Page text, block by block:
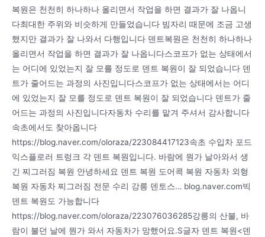
복원은 천천히 하나하나 올리면서 작업을 하면 결과가 잘 나옵니
다최대한 주위와 비슷하게 만들었습니다 빔자리 때문에 조금 고생
했지만 결과가 잘 나와서 다행입니다 덴트복원은 천천히 하나하나
올리면서 작업을 하면 결과가 잘 나옵니다스코프가 없는 상태에서
는 어디에 있었는지 잘 모를 정도로 덴트 복원이 잘 되었습니다 덴
트가 줄어드는 과정의 사진입니다스코프가 없는 상태에서는 어디
에 있었는지 잘 모를 정도로 덴트 복원이 잘 되었습니다 덴트가 줄
어드는 과정의 사진입니다자동차 수리를 맡겨 주셔서 감사합니다
속초에서도 찾아옵니다
https://blog.naver.com/oloraza/223084417123속초 수입차 포드
익스플로러 트렁크 각 덴트 복원입니다. 바람에 뭔가 날아와서 생
긴 찌그러짐 복원 안녕하세요 덴트 복원 도어콕 복원 자동차 외형
복원 자동차 찌그러짐 전문 수리 강릉 덴토스… blog.naver.com빅
덴트 복원도 가능합니다
https://blog.naver.com/oloraza/223076036285강릉의 산불, 바
람이 불던 날에 뭔가 와서 자동차가 망했어요.S글자 덴트 복원<덴